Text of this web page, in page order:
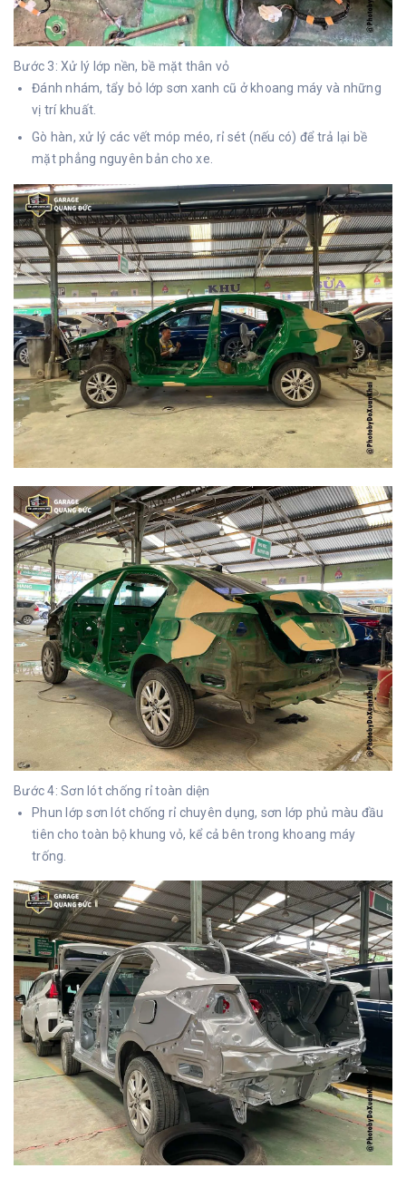
Bước 3: Xử lý lớp nền, bề mặt thân vỏ
Đánh nhám, tẩy bỏ lớp sơn xanh cũ ở khoang máy và những
vị trí khuất.
Gò hàn, xử lý các vết móp méo, rỉ sét (nếu có) để trả lại bề
mặt phẳng nguyên bản cho xe.
Bước 4: Sơn lót chống rỉ toàn diện
Phun lớp sơn lót chống rỉ chuyên dụng, sơn lớp phủ màu đầu
tiên cho toàn bộ khung vỏ, kể cả bên trong khoang máy
trống.